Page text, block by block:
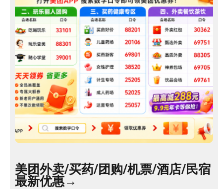
美团外卖/买药/团购/机票/酒店/民宿
最新优惠→